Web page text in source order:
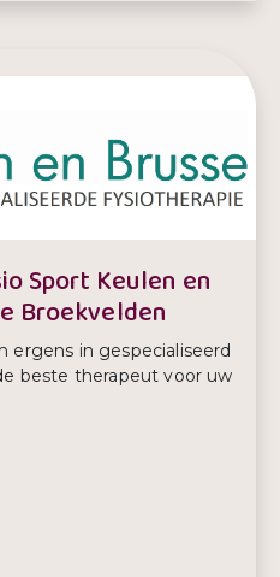
Sport Keulen en
Broekvelden
ergens in gespecialiseerd
beste therapeut voor uw